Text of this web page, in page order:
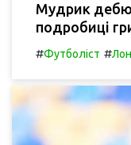
Мудрик
подробиці
#Футболіст #